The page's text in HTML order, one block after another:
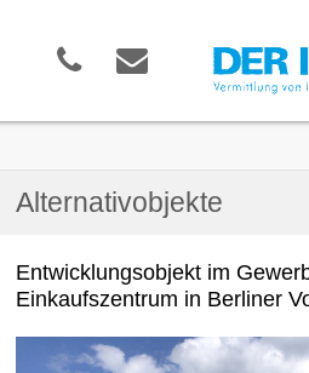
Alternativobjekte
Entwicklungsobjekt im
Einkaufszentrum in Berliner